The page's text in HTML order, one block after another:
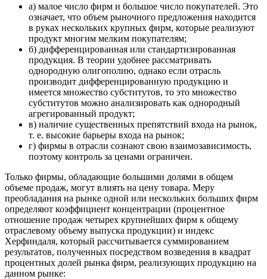
а) малое число фирм и большое число покупателей. Это
означает, что объем рыночного предложения находится
в руках нескольких крупных фирм, которые реализуют
продукт многим мелким покупателям;
б) дифференцированная или стандартизированная
продукция. В теории удобнее рассматривать
однородную олигополию, однако если отрасль
производит дифференцированную продукцию и
имеется множество субститутов, то это множество
субститутов можно анализировать как однородный
агрегированный продукт;
в) наличие существенных препятствий входа на рынок,
т. е. высокие барьеры входа на рынок;
г) фирмы в отрасли сознают свою взаимозависимость,
поэтому контроль за ценами ограничен.
Только фирмы, обладающие большими долями в общем
объеме продаж, могут влиять на цену товара. Меру
преобладания на рынке одной или нескольких больших фирм
определяют коэффициент концентрации (процентное
отношение продаж четырех крупнейших фирм к общему
отраслевому объему выпуска продукции) и индекс
Херфиндаля, который рассчитывается суммированием
результатов, полученных посредством возведения в квадрат
процентных долей рынка фирм, реализующих продукцию на
данном рынке: